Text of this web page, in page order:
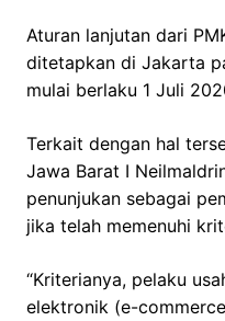
Aturan lanjutan dari
ditetapkan di Jakarta
mulai berlaku 1 Juli
Terkait dengan hal
Jawa Barat I
penunjukan sebagai
jika telah memenuhi
“Kriterianya, pelaku
elektronik (e-